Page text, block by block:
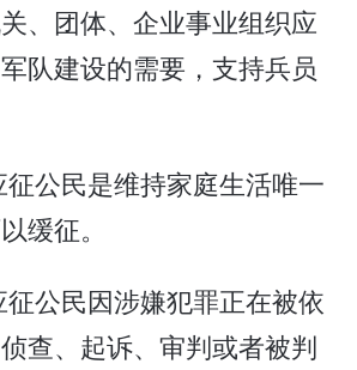
、团体、企业事业组织应
队建设的需要，支持兵员
公民是维持家庭生活唯一
缓征。
公民因涉嫌犯罪正在被依
查、起诉、审判或者被判